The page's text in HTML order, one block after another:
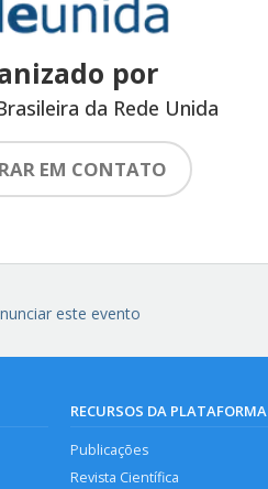
por
da Rede Unida
EM CONTATO
este evento
RECURSOS DA PLATAFORMA
Publicações
Revista Científica